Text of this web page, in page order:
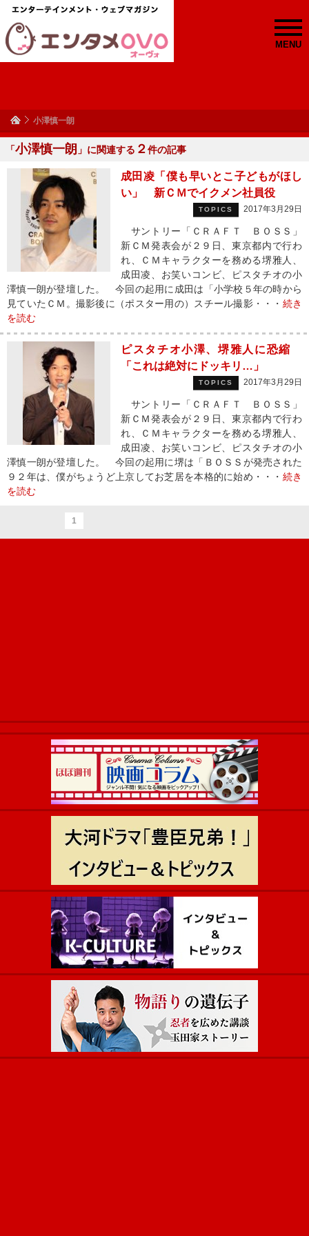
MENU
小澤慎一朗
「小澤慎一朗 」に関連する ２件の記事
成田凌「僕も早いとこ子どもがほし
い」 新ＣＭでイクメン社員役
TOPICS 2017年3月29日
サントリー「ＣＲＡＦＴ ＢＯＳＳ」
新ＣＭ発表会が２９日、東京都内で行わ
れ、ＣＭキャラクターを務める堺雅人、
成田凌、お笑いコンビ、ピスタチオの小
澤慎一朗が登壇した。 今回の起用に成田は「小学校５年の時から
見ていたＣＭ。撮影後に（ポスター用の）スチール撮影・・・ 続き
を読む
ピスタチオ小澤、堺雅人に恐縮
「これは絶対にドッキリ…」
TOPICS 2017年3月29日
サントリー「ＣＲＡＦＴ ＢＯＳＳ」
新ＣＭ発表会が２９日、東京都内で行わ
れ、ＣＭキャラクターを務める堺雅人、
成田凌、お笑いコンビ、ピスタチオの小
澤慎一朗が登壇した。 今回の起用に堺は「ＢＯＳＳが発売された
９２年は、僕がちょうど上京してお芝居を本格的に始め・・・ 続き
を読む
1